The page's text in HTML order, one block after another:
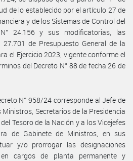
de lo establecido por el artículo 27 de
y de los Sistemas de Control del
24.156 y sus modificatorias, las
de Presupuesto General de la
el Ejercicio 2023, vigente conforme el
del Decreto N° 88 de fecha 26 de
N° 958/24 corresponde al Jefe de
Secretarios de la Presidencia
Tesoro de la Nación y a los Vicejefes
de Gabinete de Ministros, en sus
y/o prorrogar las designaciones
cargos de planta permanente y